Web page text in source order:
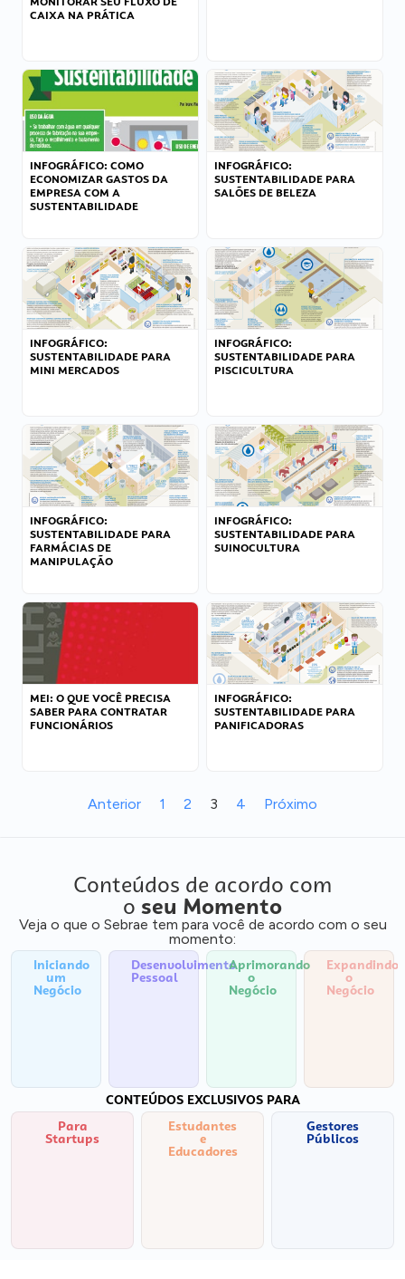
CAIXA NA PRÁTICA
INFOGRÁFICO: COMO
ECONOMIZAR GASTOS DA
EMPRESA COM A
SUSTENTABILIDADE
INFOGRÁFICO:
SUSTENTABILIDADE PARA
SALÕES DE BELEZA
INFOGRÁFICO:
SUSTENTABILIDADE PARA
MINI MERCADOS
INFOGRÁFICO:
SUSTENTABILIDADE PARA
PISCICULTURA
INFOGRÁFICO:
SUSTENTABILIDADE PARA
FARMÁCIAS DE
MANIPULAÇÃO
INFOGRÁFICO:
SUSTENTABILIDADE PARA
SUINOCULTURA
MEI: O QUE VOCÊ PRECISA
SABER PARA CONTRATAR
FUNCIONÁRIOS
INFOGRÁFICO:
SUSTENTABILIDADE PARA
PANIFICADORAS
Anterior 1 2 3 4 Próximo
Conteúdos de acordo com
o seu Momento
Veja o que o Sebrae tem para você de acordo com o seu
momento:
Iniciando
um
Negócio
Desenvolvimento
Pessoal
Aprimorando
o
Negócio
Expandindo
o
Negócio
CONTEÚDOS EXCLUSIVOS PARA
Para
Startups
Estudantes
e
Educadores
Gestores
Públicos